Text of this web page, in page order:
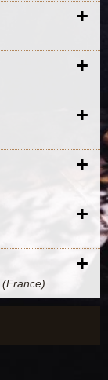
+
+
+
+
+
(France) +